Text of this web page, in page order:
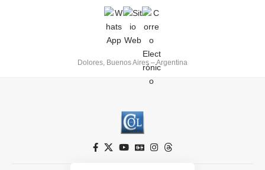
Dolores, Buenos Aires – Argentina